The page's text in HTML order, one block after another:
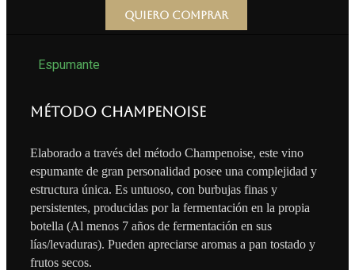
Quiero comprar
Espumante
Método Champenoise
Elaborado a través del método Champenoise, este vino
espumante de gran personalidad posee una complejidad y
estructura única. Es untuoso, con burbujas finas y
persistentes, producidas por la fermentación en la propia
botella (Al menos 7 años de fermentación en sus
lías/levaduras). Pueden apreciarse aromas a pan tostado y
frutos secos.